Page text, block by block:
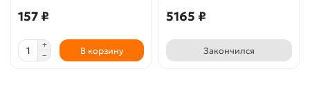
157 ₽
В корзину
5165 ₽
Закончился